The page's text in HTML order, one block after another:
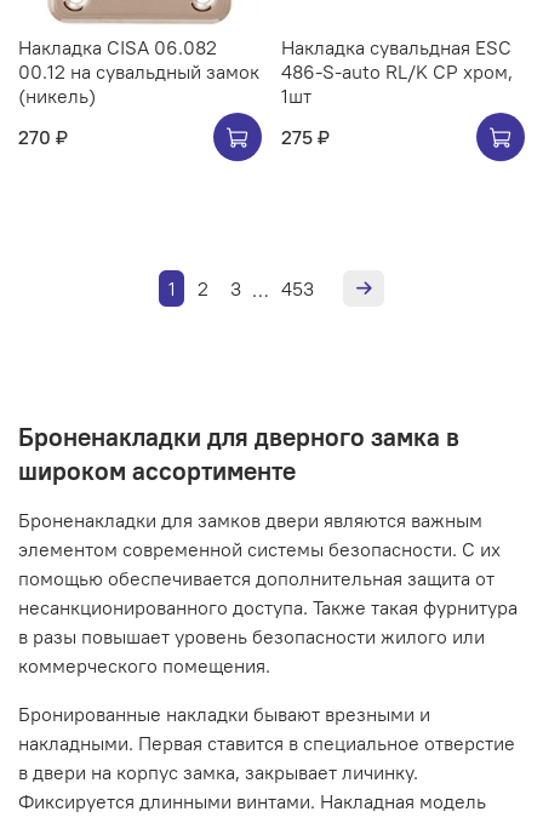
Накладка CISA 06.082
00.12 на сувальдный замок
(никель)
270 ₽
Накладка сувальдная ESC
486-S-auto RL/K CP хром,
1шт
275 ₽
1 2 3 … 453
Броненакладки для дверного замка в
широком ассортименте
Броненакладки для замков двери являются важным
элементом современной системы безопасности. С их
помощью обеспечивается дополнительная защита от
несанкционированного доступа. Также такая фурнитура
в разы повышает уровень безопасности жилого или
коммерческого помещения.
Бронированные накладки бывают врезными и
накладными. Первая ставится в специальное отверстие
в двери на корпус замка, закрывает личинку.
Фиксируется длинными винтами. Накладная модель